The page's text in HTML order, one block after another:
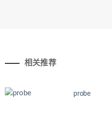
相关推荐
probe